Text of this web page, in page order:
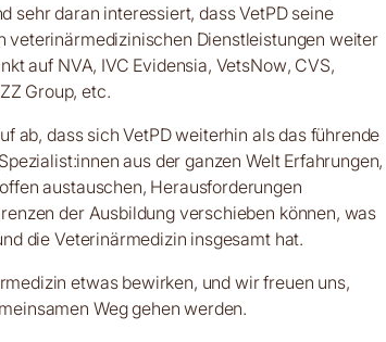
sehr daran interessiert, dass VetPD seine
veterinärmedizinischen Dienstleistungen weiter
auf NVA, IVC Evidensia, VetsNow, CVS,
Group, etc.
ab, dass sich VetPD weiterhin als das führende
aus der ganzen Welt Erfahrungen,
austauschen, Herausforderungen
der Ausbildung verschieben können, was
die Veterinärmedizin insgesamt hat.
etwas bewirken, und wir freuen uns,
Weg gehen werden.